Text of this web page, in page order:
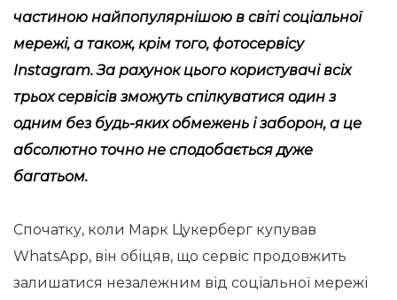
частиною найпопулярнішою в світі соціальної
мережі, а також, крім того, фотосервісу
Instagram. За рахунок цього користувачі всіх
трьох сервісів зможуть спілкуватися один з
одним без будь-яких обмежень і заборон, а це
абсолютно точно не сподобається дуже
багатьом.
Спочатку, коли Марк Цукерберг купував
WhatsApp, він обіцяв, що сервіс продовжить
залишатися незалежним від соціальної мережі